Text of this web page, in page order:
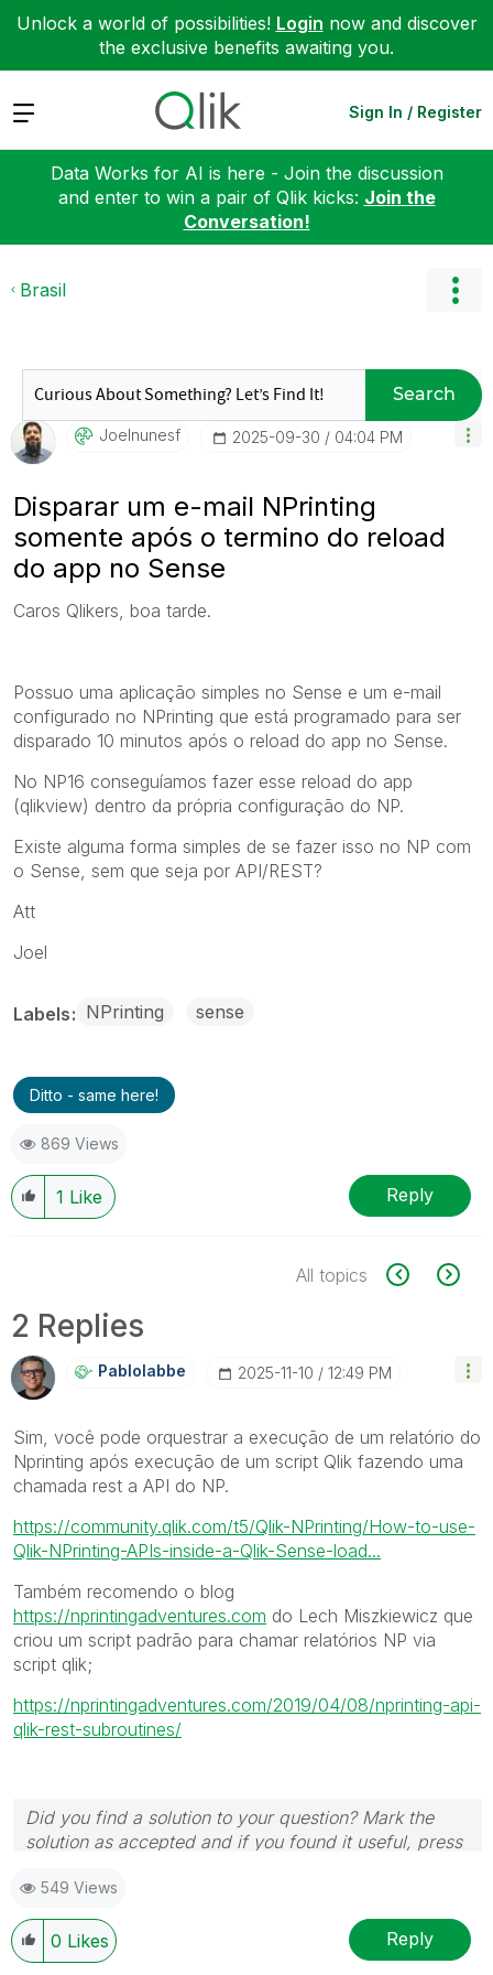
Unlock a world of possibilities! Login now and discover
the exclusive benefits awaiting you.
Expand Sign In / Register
Data Works for AI is here - Join the discussion
and enter to win a pair of Qlik kicks: Join the
Conversation!
Brasil
Search
Joelnunesf ‎2025-09-30 04:04 PM
Disparar um e-mail NPrinting
somente após o termino do reload
do app no Sense
Caros Qlikers, boa tarde.
Possuo uma aplicação simples no Sense e um e-mail
configurado no NPrinting que está programado para ser
disparado 10 minutos após o reload do app no Sense.
No NP16 conseguíamos fazer esse reload do app
(qlikview) dentro da própria configuração do NP.
Existe alguma forma simples de se fazer isso no NP com
o Sense, sem que seja por API/REST?
Att
Joel
Labels NPrinting sense
Ditto - same here!
869 Views
1 Like Reply
All topics
2 Replies
Pablolabbe ‎2025-11-10 12:49 PM
Sim, você pode orquestrar a execução de um relatório do
Nprinting após execução de um script Qlik fazendo uma
chamada rest a API do NP.
https://community.qlik.com/t5/Qlik-NPrinting/How-to-use-
Qlik-NPrinting-APIs-inside-a-Qlik-Sense-load...
Também recomendo o blog
https://nprintingadventures.com do Lech Miszkiewicz que
criou um script padrão para chamar relatórios NP via
script qlik;
https://nprintingadventures.com/2019/04/08/nprinting-api-
qlik-rest-subroutines/
Did you find a solution to your question? Mark the
solution as accepted and if you found it useful, press
549 Views
0 Likes Reply